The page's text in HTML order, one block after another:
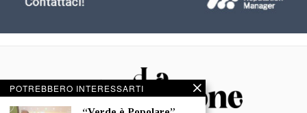
POTREBBERO INTERESSARTI